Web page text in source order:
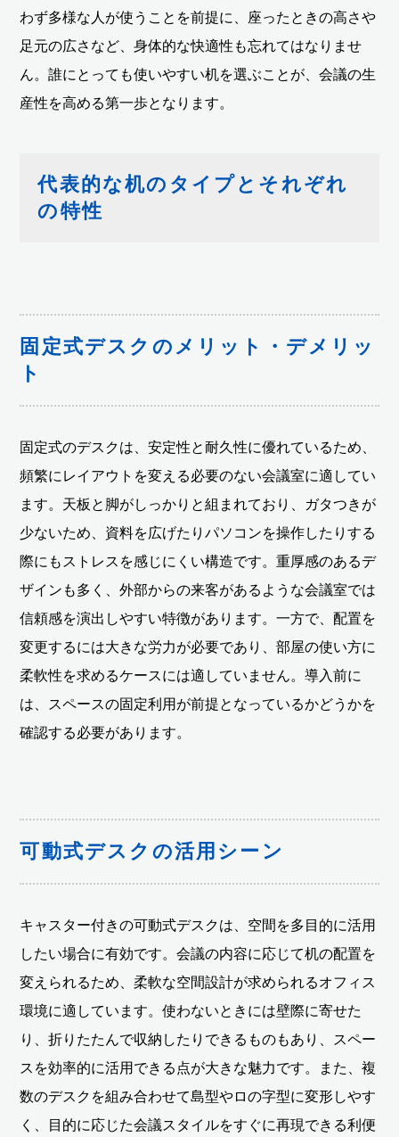
わず多様な人が使うことを前提に、座ったときの高さや
足元の広さなど、身体的な快適性も忘れてはなりませ
ん。誰にとっても使いやすい机を選ぶことが、会議の生
産性を高める第一歩となります。
代表的な机のタイプとそれぞれ
の特性
固定式デスクのメリット・デメリッ
ト
固定式のデスクは、安定性と耐久性に優れているため、
頻繁にレイアウトを変える必要のない会議室に適してい
ます。天板と脚がしっかりと組まれており、ガタつきが
少ないため、資料を広げたりパソコンを操作したりする
際にもストレスを感じにくい構造です。重厚感のあるデ
ザインも多く、外部からの来客があるような会議室では
信頼感を演出しやすい特徴があります。一方で、配置を
変更するには大きな労力が必要であり、部屋の使い方に
柔軟性を求めるケースには適していません。導入前に
は、スペースの固定利用が前提となっているかどうかを
確認する必要があります。
可動式デスクの活用シーン
キャスター付きの可動式デスクは、空間を多目的に活用
したい場合に有効です。会議の内容に応じて机の配置を
変えられるため、柔軟な空間設計が求められるオフィス
環境に適しています。使わないときには壁際に寄せた
り、折りたたんで収納したりできるものもあり、スペー
スを効率的に活用できる点が大きな魅力です。また、複
数のデスクを組み合わせて島型やロの字型に変形しやす
く、目的に応じた会議スタイルをすぐに再現できる利便